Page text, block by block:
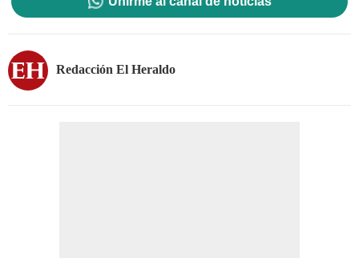
Redacción El Heraldo